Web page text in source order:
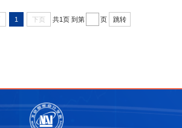
1 下页 共1页 到第 页 跳转